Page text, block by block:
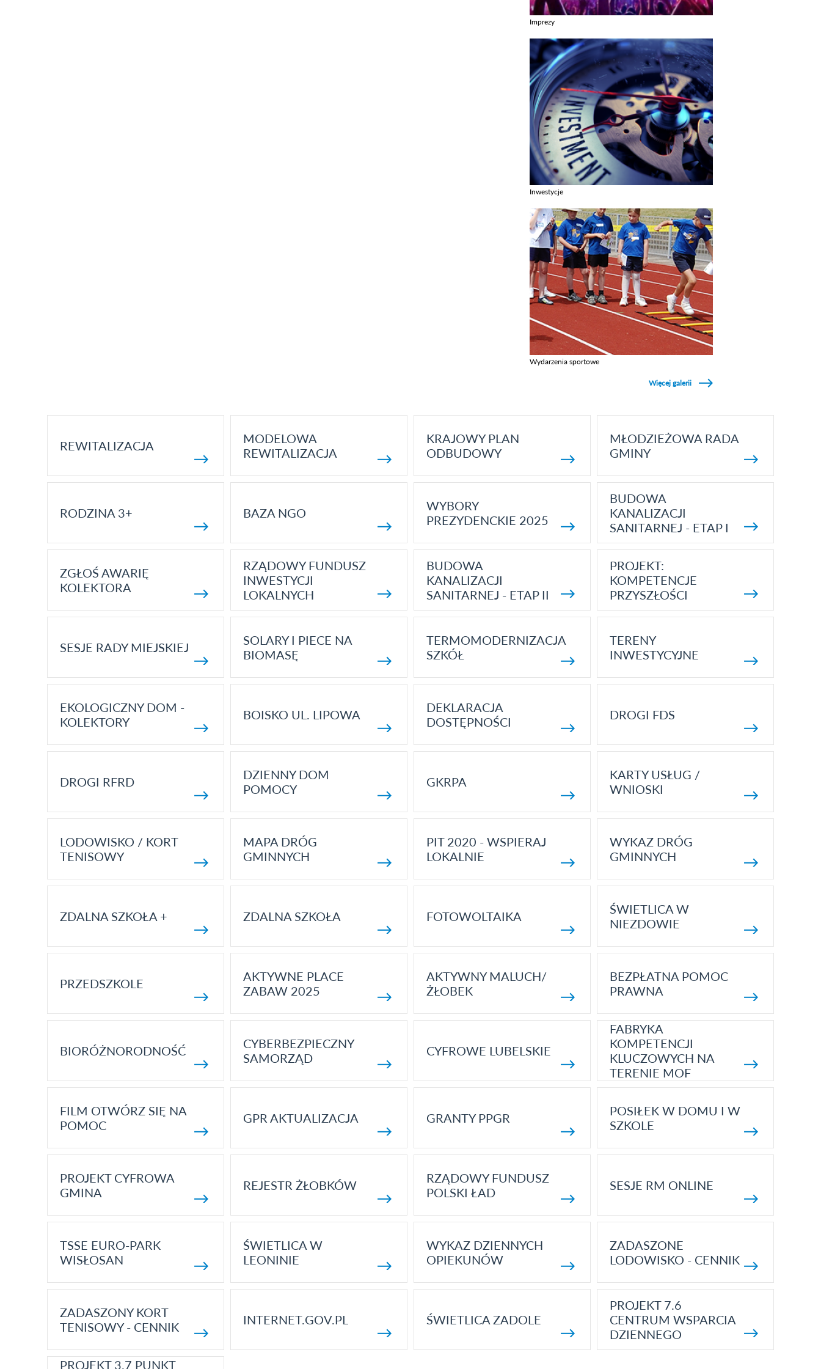
Imprezy
Inwestycje
Wydarzenia sportowe
Więcej galerii
REWITALIZACJA
MODELOWA
REWITALIZACJA
KRAJOWY PLAN
ODBUDOWY
MŁODZIEŻOWA RADA
GMINY
RODZINA 3+ BAZA NGO
WYBORY
PREZYDENCKIE 2025
BUDOWA
KANALIZACJI
SANITARNEJ - ETAP I
ZGŁOŚ AWARIĘ
KOLEKTORA
RZĄDOWY FUNDUSZ
INWESTYCJI
LOKALNYCH
BUDOWA
KANALIZACJI
SANITARNEJ - ETAP II
PROJEKT:
KOMPETENCJE
PRZYSZŁOŚCI
SESJE RADY MIEJSKIEJ
SOLARY I PIECE NA
BIOMASĘ
TERMOMODERNIZACJA
SZKÓŁ
TERENY
INWESTYCYJNE
EKOLOGICZNY DOM -
KOLEKTORY
BOISKO UL. LIPOWA
DEKLARACJA
DOSTĘPNOŚCI
DROGI FDS
DROGI RFRD
DZIENNY DOM
POMOCY
GKRPA
KARTY USŁUG /
WNIOSKI
LODOWISKO / KORT
TENISOWY
MAPA DRÓG
GMINNYCH
PIT 2020 - WSPIERAJ
LOKALNIE
WYKAZ DRÓG
GMINNYCH
ZDALNA SZKOŁA + ZDALNA SZKOŁA FOTOWOLTAIKA
ŚWIETLICA W
NIEZDOWIE
PRZEDSZKOLE
AKTYWNE PLACE
ZABAW 2025
AKTYWNY MALUCH/
ŻŁOBEK
BEZPŁATNA POMOC
PRAWNA
BIORÓŻNORODNOŚĆ
CYBERBEZPIECZNY
SAMORZĄD
CYFROWE LUBELSKIE
FABRYKA
KOMPETENCJI
KLUCZOWYCH NA
TERENIE MOF
FILM OTWÓRZ SIĘ NA
POMOC
GPR AKTUALIZACJA GRANTY PPGR
POSIŁEK W DOMU I W
SZKOLE
PROJEKT CYFROWA
GMINA
REJESTR ŻŁOBKÓW
RZĄDOWY FUNDUSZ
POLSKI ŁAD
SESJE RM ONLINE
TSSE EURO-PARK
WISŁOSAN
ŚWIETLICA W
LEONINIE
WYKAZ DZIENNYCH
OPIEKUNÓW
ZADASZONE
LODOWISKO - CENNIK
ZADASZONY KORT
TENISOWY - CENNIK
INTERNET.GOV.PL ŚWIETLICA ZADOLE
PROJEKT 7.6
CENTRUM WSPARCIA
DZIENNEGO
PROJEKT 3.7 PUNKT